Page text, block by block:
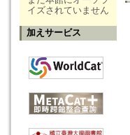
イズされていません
加えサービス